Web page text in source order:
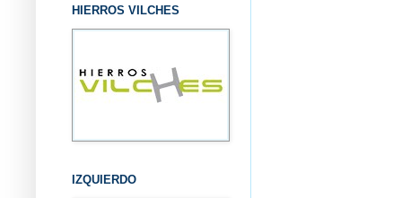
HIERROS VILCHES
IZQUIERDO